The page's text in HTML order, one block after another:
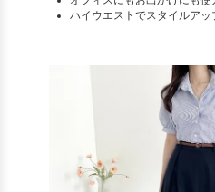
ハイウエストでスタイルアッ